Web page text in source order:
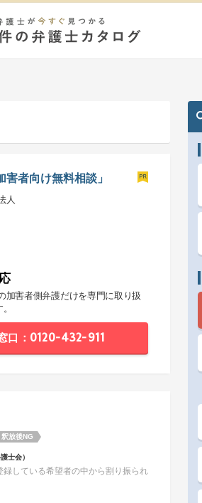
者向け無料相談」
人
加害者側弁護だけを専門に取り扱
口：0120-432-911
釈放後NG
士会）
している希望者の中から割り振られ